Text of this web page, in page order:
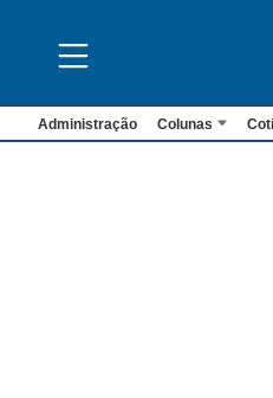
Administração Colunas